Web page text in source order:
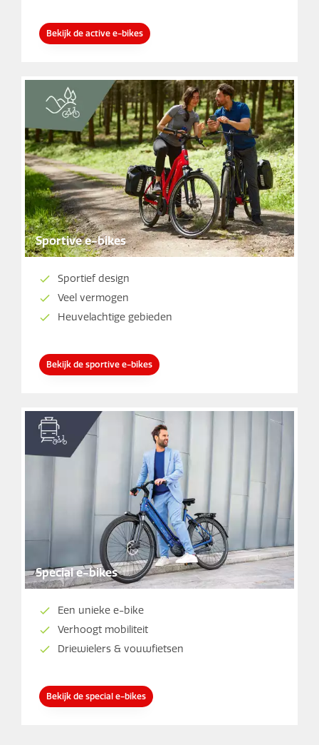
Bekijk de active e-bikes
Sportive e-bikes
Sportief design
Veel vermogen
Heuvelachtige gebieden
Bekijk de sportive e-bikes
Special e-bikes
Een unieke e-bike
Verhoogt mobiliteit
Driewielers & vouwfietsen
Bekijk de special e-bikes